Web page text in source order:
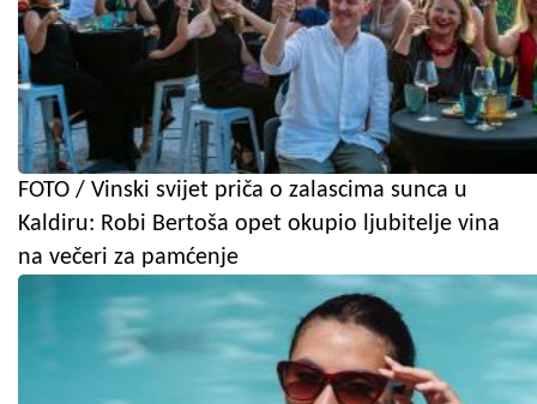
FOTO / Vinski svijet priča o zalascima sunca u
Kaldiru: Robi Bertoša opet okupio ljubitelje vina
na večeri za pamćenje